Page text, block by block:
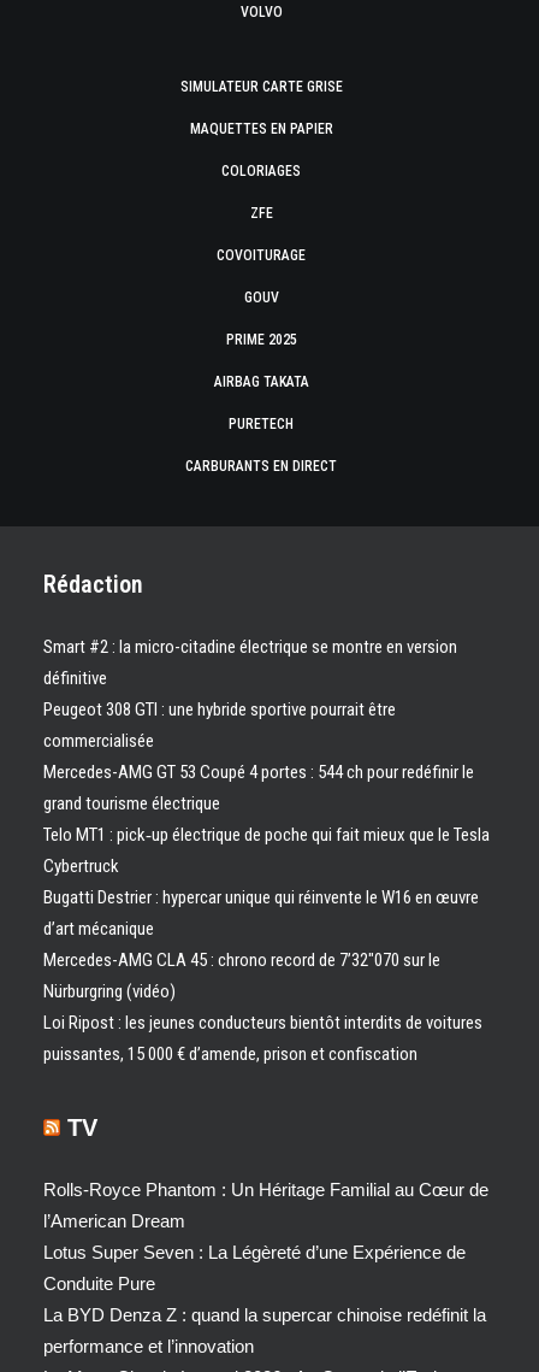
VOLVO
SIMULATEUR CARTE GRISE
MAQUETTES EN PAPIER
COLORIAGES
ZFE
COVOITURAGE
GOUV
PRIME 2025
AIRBAG TAKATA
PURETECH
CARBURANTS EN DIRECT
Rédaction
Smart #2 : la micro-citadine électrique se montre en version
définitive
Peugeot 308 GTI : une hybride sportive pourrait être
commercialisée
Mercedes-AMG GT 53 Coupé 4 portes : 544 ch pour redéfinir le
grand tourisme électrique
Telo MT1 : pick‑up électrique de poche qui fait mieux que le Tesla
Cybertruck
Bugatti Destrier : hypercar unique qui réinvente le W16 en œuvre
d’art mécanique
Mercedes-AMG CLA 45 : chrono record de 7’32″070 sur le
Nürburgring (vidéo)
Loi Ripost : les jeunes conducteurs bientôt interdits de voitures
puissantes, 15 000 € d’amende, prison et confiscation
TV
Rolls-Royce Phantom : Un Héritage Familial au Cœur de
l’American Dream
Lotus Super Seven : La Légèreté d’une Expérience de
Conduite Pure
La BYD Denza Z : quand la supercar chinoise redéfinit la
performance et l’innovation